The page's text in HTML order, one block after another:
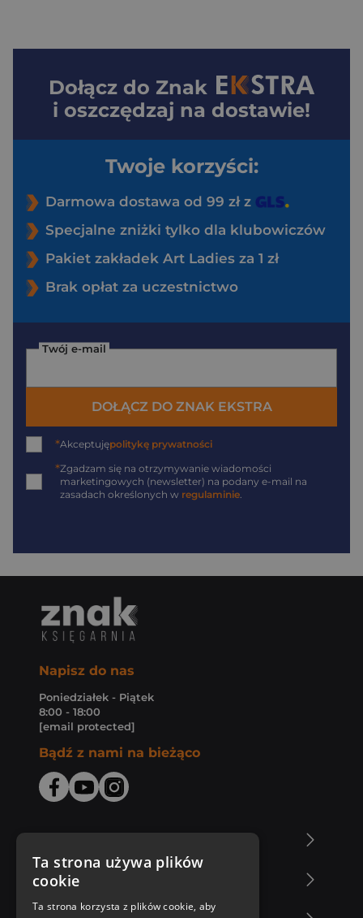
Dołącz do Znak
i oszczędzaj na dostawie!
Twoje korzyści:
Darmowa dostawa od 99 zł z
Specjalne zniżki tylko dla klubowiczów
Pakiet zakładek Art Ladies za 1 zł
Brak opłat za uczestnictwo
Twój e-mail
DOŁĄCZ DO ZNAK EKSTRA
*Akceptujępolitykę prywatności
*Zgadzam się na otrzymywanie wiadomości
marketingowych (newsletter) na podany e-mail na
zasadach określonych w regulaminie.
Napisz do nas
Poniedziałek - Piątek
8:00 - 18:00
[email protected]
Bądź z nami na bieżąco
Zakupy u nas
Ta strona używa plików
cookie
Ta strona korzysta z plików cookie, aby